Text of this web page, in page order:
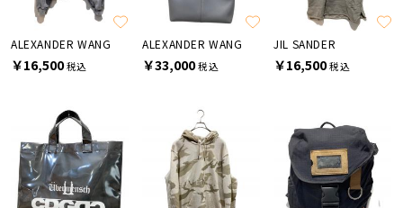
ALEXANDER WANG
￥16,500税込
ALEXANDER WANG
￥33,000税込
JIL SANDER
￥16,500税込